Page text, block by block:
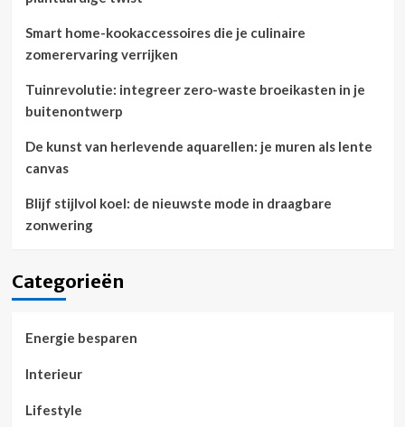
Smart home-kookaccessoires die je culinaire
zomerervaring verrijken
Tuinrevolutie: integreer zero-waste broeikasten in je
buitenontwerp
De kunst van herlevende aquarellen: je muren als lente
canvas
Blijf stijlvol koel: de nieuwste mode in draagbare
zonwering
Categorieën
Energie besparen
Interieur
Lifestyle